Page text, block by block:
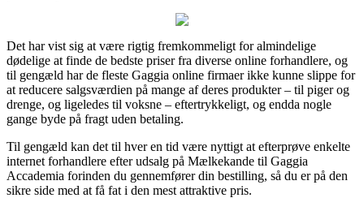
Det har vist sig at være rigtig fremkommeligt for almindelige
dødelige at finde de bedste priser fra diverse online forhandlere, og
til gengæld har de fleste Gaggia online firmaer ikke kunne slippe for
at reducere salgsværdien på mange af deres produkter – til piger og
drenge, og ligeledes til voksne – eftertrykkeligt, og endda nogle
gange byde på fragt uden betaling.
Til gengæld kan det til hver en tid være nyttigt at efterprøve enkelte
internet forhandlere efter udsalg på Mælkekande til Gaggia
Accademia forinden du gennemfører din bestilling, så du er på den
sikre side med at få fat i den mest attraktive pris.